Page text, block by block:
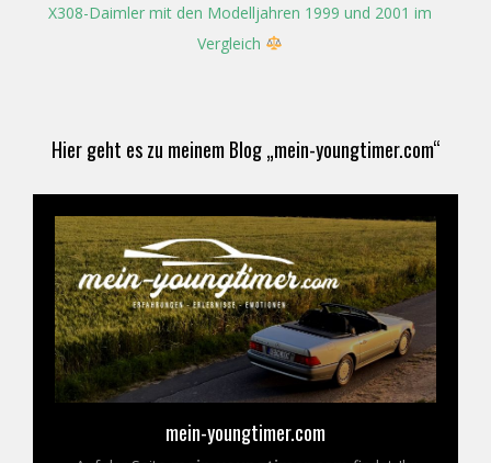
X308-Daimler mit den Modelljahren 1999 und 2001 im
Vergleich
Hier geht es zu meinem Blog „mein-youngtimer.com“
mein-youngtimer.com